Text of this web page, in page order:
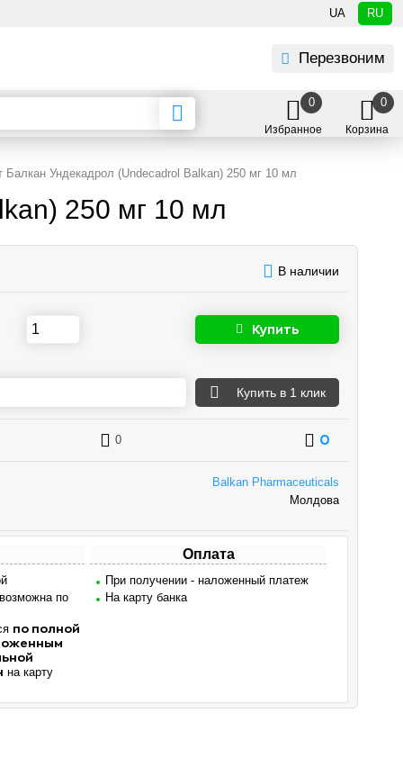
UA RU
Перезвоним
Избранное
0
Корзина
0
Балкан Ундекадрол (Undecadrol Balkan) 250 мг 10 мл
250 мг 10 мл
В наличии
Купить
Купить в 1 клик
0 0
Balkan Pharmaceuticals
Молдова
по
по полной
на карту
Оплата
При получении - наложенный платеж
На карту банка